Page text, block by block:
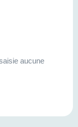
aucune